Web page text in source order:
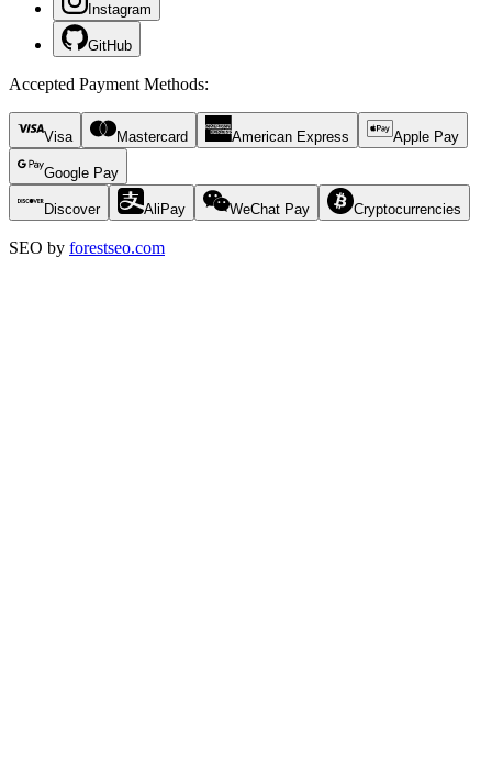
Instagram
GitHub
Accepted Payment Methods:
Visa Mastercard American Express Apple Pay
Google Pay
Discover AliPay WeChat Pay Cryptocurrencies
SEO by forestseo.com